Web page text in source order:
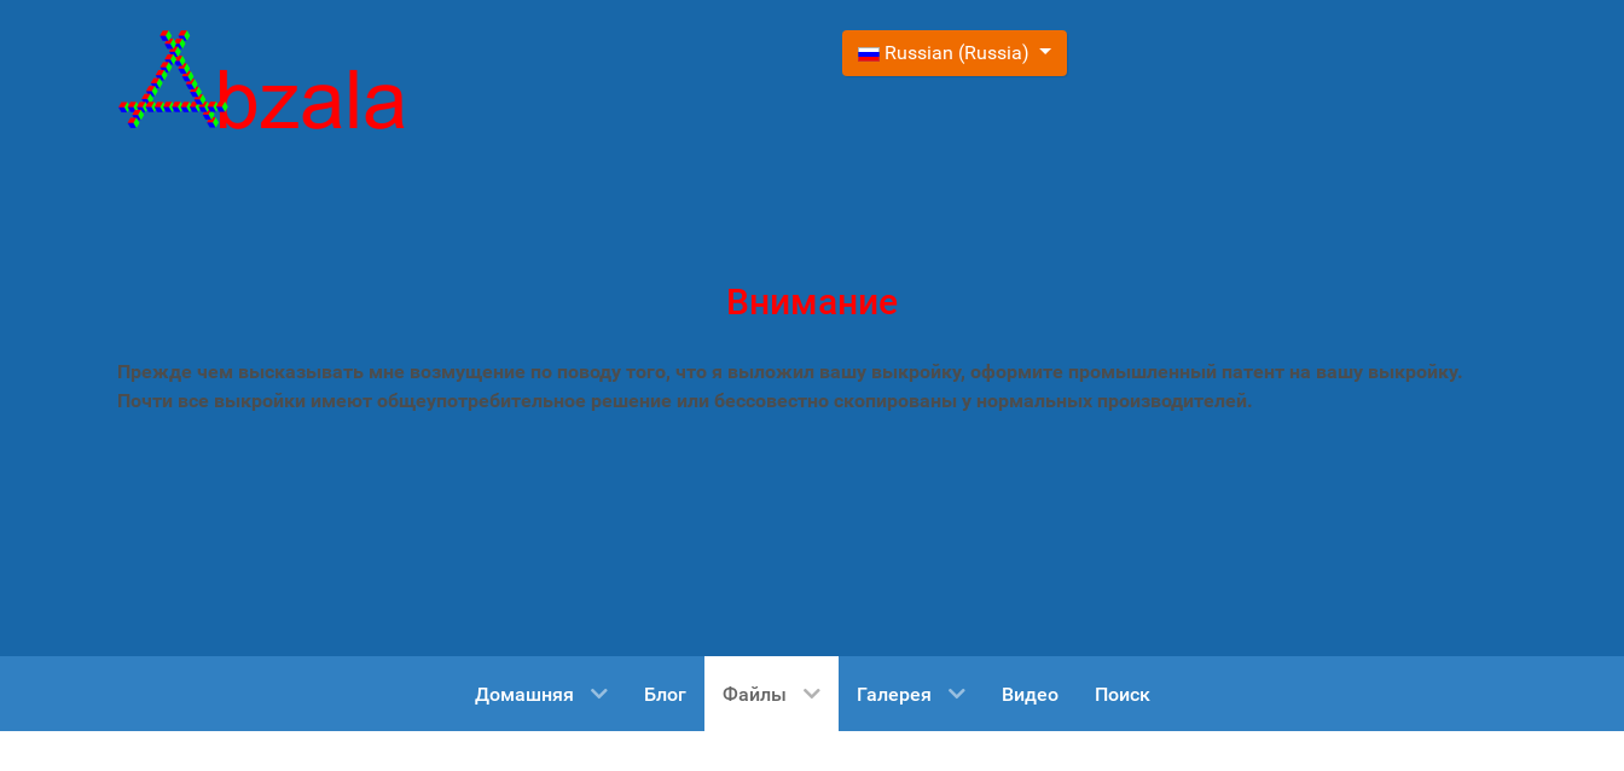
Выберите язык
Russian (Russia)
Внимание
Прежде чем высказывать мне возмущение по поводу того, что я выложил вашу выкройку, оформите промышленный патент на вашу выкройку.
Почти все выкройки имеют общеупотребительное решение или бессовестно скопированы у нормальных производителей.
Домашняя Блог Файлы Галерея Видео Поиск